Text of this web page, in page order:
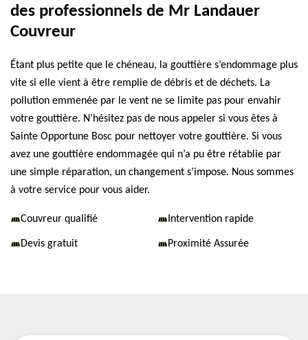
des professionnels de Mr Landauer
Couvreur
Étant plus petite que le chéneau, la gouttière s’endommage plus
vite si elle vient à être remplie de débris et de déchets. La
pollution emmenée par le vent ne se limite pas pour envahir
votre gouttière. N’hésitez pas de nous appeler si vous êtes à
Sainte Opportune Bosc pour nettoyer votre gouttière. Si vous
avez une gouttière endommagée qui n’a pu être rétablie par
une simple réparation, un changement s’impose. Nous sommes
à votre service pour vous aider.
Couvreur qualifié Intervention rapide
Devis gratuit Proximité Assurée